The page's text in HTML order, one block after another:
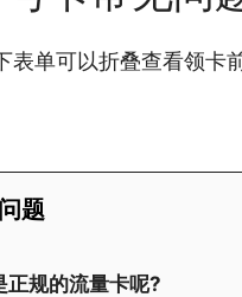
表单可以折叠查看领卡
题
正规的流量卡呢?